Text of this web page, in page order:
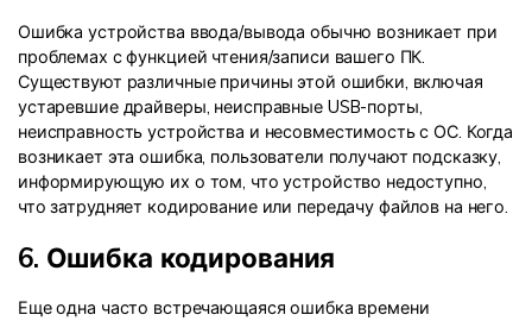
Ошибка устройства ввода/вывода обычно возникает при
проблемах с функцией чтения/записи вашего ПК.
Существуют различные причины этой ошибки, включая
устаревшие драйверы, неисправные USB-порты,
неисправность устройства и несовместимость с ОС. Когда
возникает эта ошибка, пользователи получают подсказку,
информирующую их о том, что устройство недоступно,
что затрудняет кодирование или передачу файлов на него.
6. Ошибка кодирования
Еще одна часто встречающаяся ошибка времени